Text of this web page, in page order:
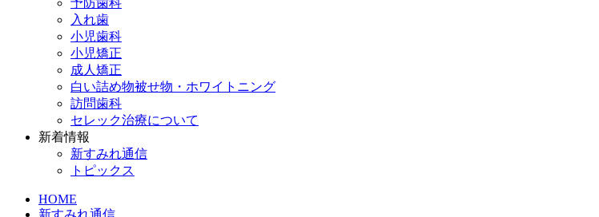
予防歯科
入れ歯
小児歯科
小児矯正
成人矯正
白い詰め物被せ物・ホワイトニング
訪問歯科
セレック治療について
新着情報
新すみれ通信
トピックス
HOME